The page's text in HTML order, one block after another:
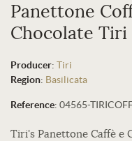
Panettone
Chocolate Tiri
Producer: Tiri
Region: Basilicata
Reference: 04565-
Tiri's Panettone Caffè e